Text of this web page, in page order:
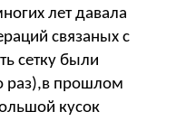
лет давала
связаных с
сетку были
раз),в прошлом
кусок